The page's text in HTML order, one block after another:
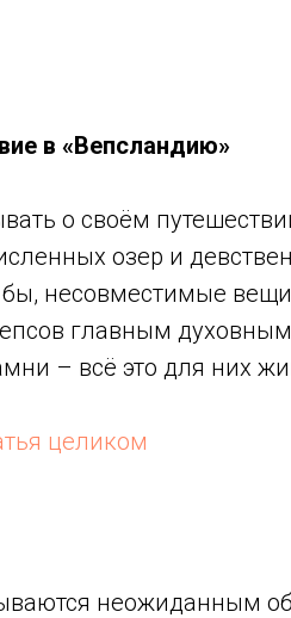
в «Вепсландию»
о своём
озер и
бы, несовместимые
главным
– всё это для них
целиком
неожиданным